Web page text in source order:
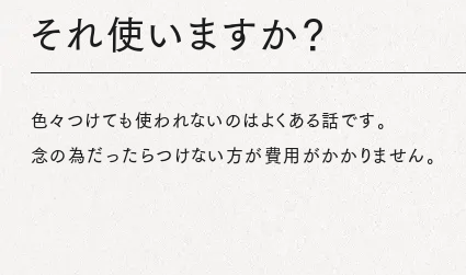
それ使いますか？
色々つけても使われないのはよくある話です。
念の為だったらつけない方が費用がかかりません。